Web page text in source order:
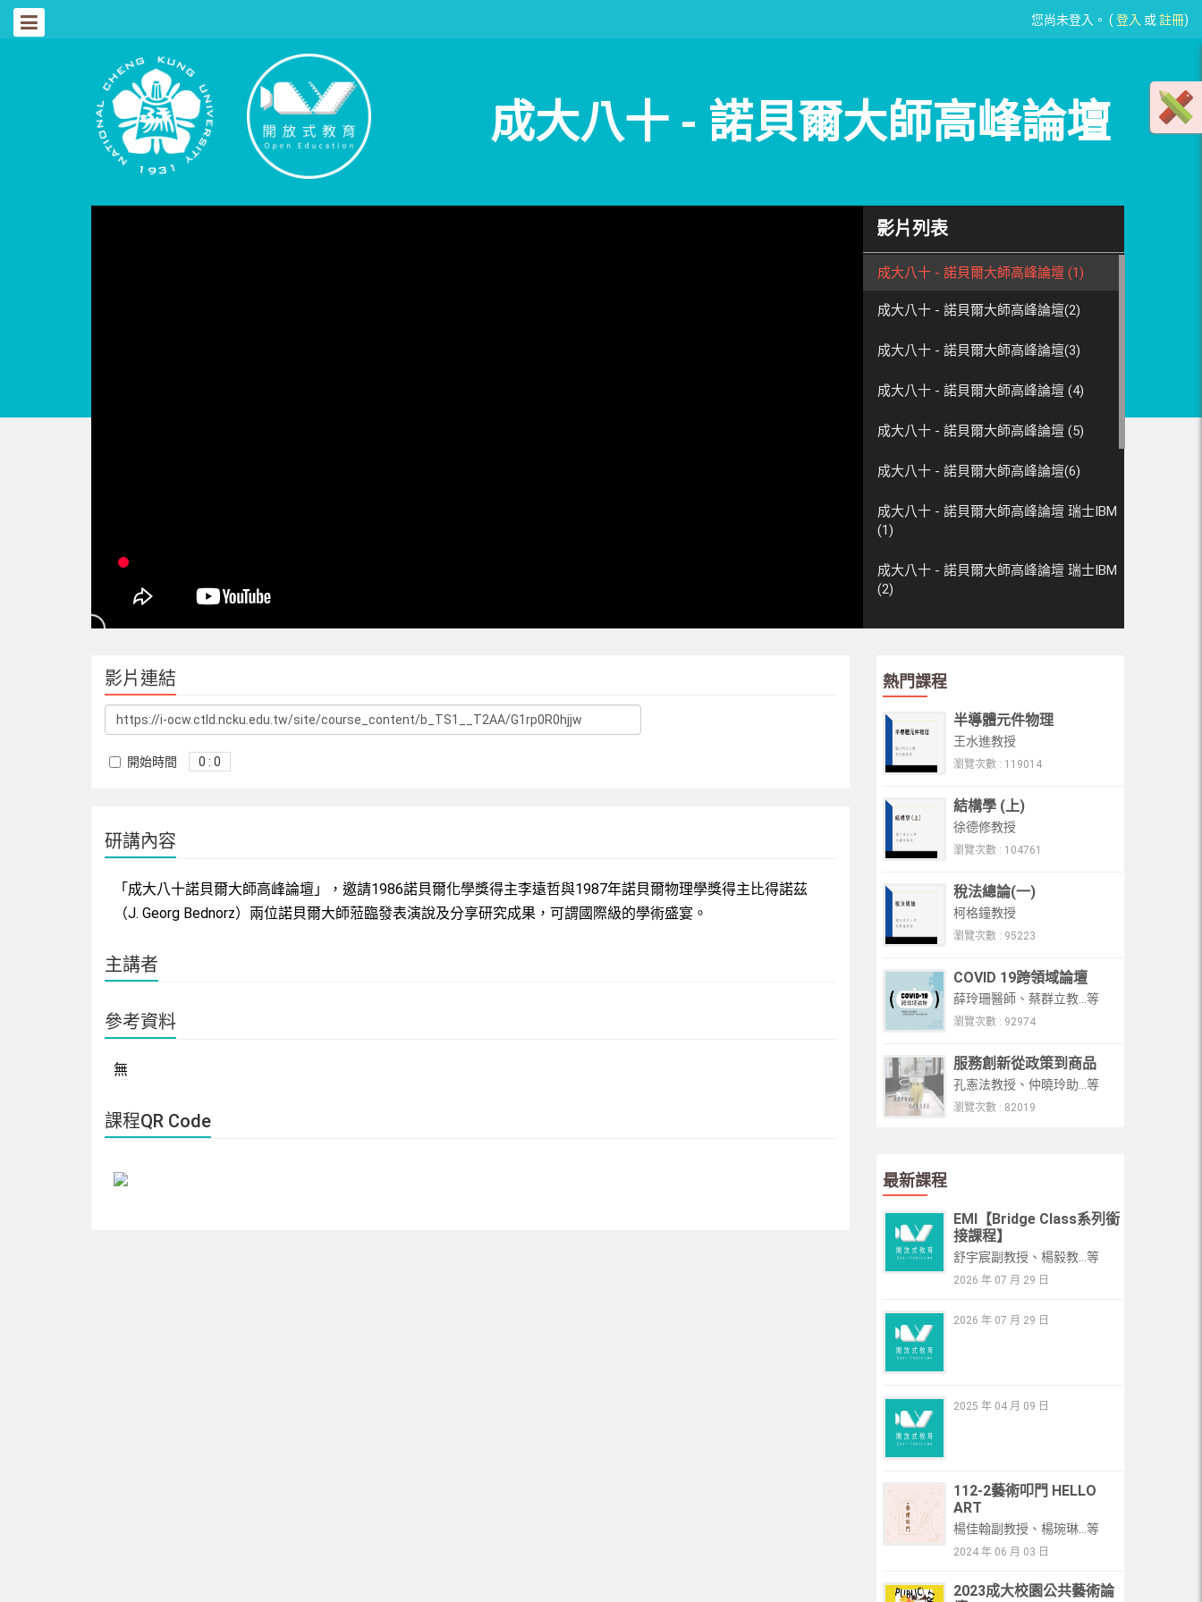
您尚未登入。 ( 登入 或註冊)
成大八十 - 諾貝爾大師高峰論壇
影片列表
成大八十 - 諾貝爾大師高峰論壇 (1)
成大八十 - 諾貝爾大師高峰論壇(2)
成大八十 - 諾貝爾大師高峰論壇(3)
成大八十 - 諾貝爾大師高峰論壇 (4)
成大八十 - 諾貝爾大師高峰論壇 (5)
成大八十 - 諾貝爾大師高峰論壇(6)
成大八十 - 諾貝爾大師高峰論壇 瑞士IBM
(1)
成大八十 - 諾貝爾大師高峰論壇 瑞士IBM
(2)
成大八十 - 諾貝爾大師高峰論壇 瑞士IBM
成大八十 - 諾貝爾大師高峰論壇 瑞士IBM
成大八十 - 諾貝爾大師高峰論壇 瑞士IBM
(5)
成大八十 - 諾貝爾大師高峰論壇 (1)
成大八十 - 諾貝爾大師高峰論壇 (2)
成大八十 - 諾貝爾大師高峰論壇 (3)
成大八十 - 諾貝爾大師高峰論壇 (4)
影片連結
開始時間 0 : 0
研講內容
「成大八十諾貝爾大師高峰論壇」，邀請1986諾貝爾化學獎得主李遠哲與1987年諾貝爾物理學獎得主比得諾茲
（J. Georg Bednorz）兩位諾貝爾大師蒞臨發表演說及分享研究成果，可謂國際級的學術盛宴。
主講者
參考資料
無
課程QR Code
熱門課程
半導體元件物理
王水進教授
瀏覽次數 : 119014
結構學 (上)
徐德修教授
瀏覽次數 : 104761
稅法總論(一)
柯格鐘教授
瀏覽次數 : 95223
COVID 19跨領域論壇
薛玲珊醫師、蔡群立教...等
瀏覽次數 : 92974
服務創新從政策到商品
孔憲法教授、仲曉玲助...等
瀏覽次數 : 82019
最新課程
EMI【Bridge Class系列銜
接課程】
舒宇宸副教授、楊毅教...等
2026 年 07 月 29 日
2026 年 07 月 29 日
2025 年 04 月 09 日
112-2藝術叩門 HELLO
ART
楊佳翰副教授、楊琬琳...等
2024 年 06 月 03 日
2023成大校園公共藝術論